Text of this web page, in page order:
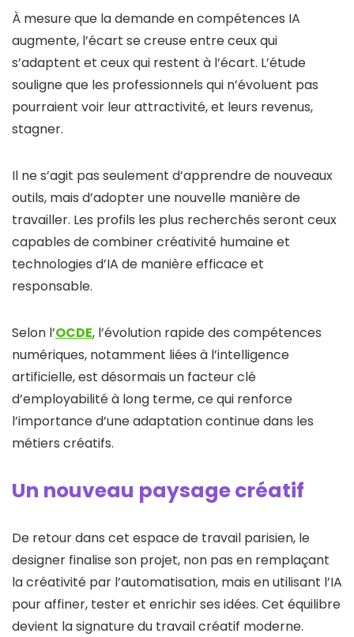
À mesure que la demande en compétences IA
augmente, l’écart se creuse entre ceux qui
s’adaptent et ceux qui restent à l’écart. L’étude
souligne que les professionnels qui n’évoluent pas
pourraient voir leur attractivité, et leurs revenus,
stagner.
Il ne s’agit pas seulement d’apprendre de nouveaux
outils, mais d’adopter une nouvelle manière de
travailler. Les profils les plus recherchés seront ceux
capables de combiner créativité humaine et
technologies d’IA de manière efficace et
responsable.
Selon l’OCDE, l’évolution rapide des compétences
numériques, notamment liées à l’intelligence
artificielle, est désormais un facteur clé
d’employabilité à long terme, ce qui renforce
l’importance d’une adaptation continue dans les
métiers créatifs.
Un nouveau paysage créatif
De retour dans cet espace de travail parisien, le
designer finalise son projet, non pas en remplaçant
la créativité par l’automatisation, mais en utilisant l’IA
pour affiner, tester et enrichir ses idées. Cet équilibre
devient la signature du travail créatif moderne.